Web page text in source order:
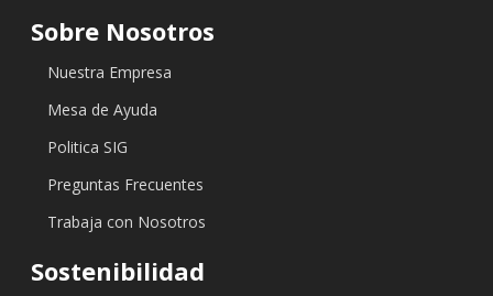
Sobre Nosotros
Nuestra Empresa
Mesa de Ayuda
Politica SIG
Preguntas Frecuentes
Trabaja con Nosotros
Sostenibilidad